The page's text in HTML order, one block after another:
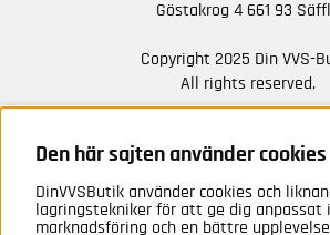
Göstakrog 4 661 93
Copyright 2025 Din VVS-
All rights reserved.
NYHETER FRÅN OSS
Den här sajten använder cookies
DinVVSButik använder cookies och
lagringstekniker för att ge dig anpassat
marknadsföring och en bättre